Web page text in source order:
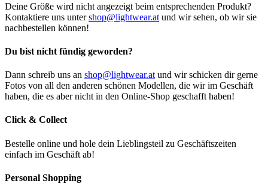
Deine Größe wird nicht angezeigt beim entsprechenden Produkt?
Kontaktiere uns untershop@lightwear.at und wir sehen, ob wir sie
nachbestellen können!
Du bist nicht fündig geworden?
Dann schreib uns an shop@lightwear.at und wir schicken dir gerne
Fotos von all den anderen schönen Modellen, die wir im Geschäft
haben, die es aber nicht in den Online-Shop geschafft haben!
Click & Collect
Bestelle online und hole dein Lieblingsteil zu Geschäftszeiten
einfach im Geschäft ab!
Personal Shopping